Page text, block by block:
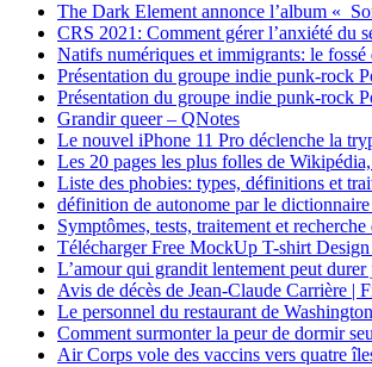
The Dark Element annonce l’album «
CRS 2021: Comment gérer l’anxiété du
Natifs numériques et immigrants: le
Présentation du groupe indie punk-rock
Présentation du groupe indie punk-rock
Grandir queer – QNotes
Le nouvel iPhone 11 Pro déclenche la
Les 20 pages les plus folles de
Liste des phobies: types, définitions et
définition de autonome par le
Symptômes, tests, traitement et recherche
Télécharger Free MockUp T-shirt
L’amour qui grandit lentement peut durer
Avis de décès de Jean-Claude Carrière |
Le personnel du restaurant de
Comment surmonter la peur de dormir
Air Corps vole des vaccins vers quatre